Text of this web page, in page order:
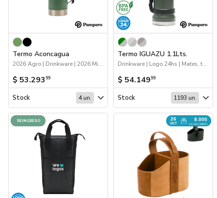
Termo Aconcagua
2026 Agro | Drinkware | 2026 Minería | Próximos Arribos | Mates, termos y materas
$ 53.293 99
Stock 4 un.
Termo IGUAZU 1.1Lts.
Drinkware | Logo 24hs | Mates, termos y materas | Próximos Arribos
$ 54.14999
Stock 1193 un.
REINGRESO 26
OCT
8.000
UN. EN CAMINO